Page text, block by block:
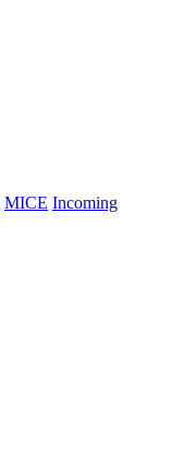
MICE Incoming